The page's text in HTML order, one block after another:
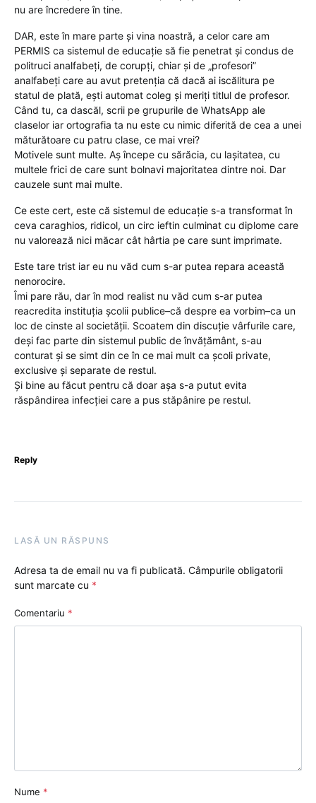
nu are încredere în tine.
DAR, este în mare parte și vina noastră, a celor care am
PERMIS ca sistemul de educație să fie penetrat și condus de
politruci analfabeți, de corupți, chiar și de „profesori”
analfabeți care au avut pretenția că dacă ai iscălitura pe
statul de plată, ești automat coleg și meriți titlul de profesor.
Când tu, ca dascăl, scrii pe grupurile de WhatsApp ale
claselor iar ortografia ta nu este cu nimic diferită de cea a unei
măturătoare cu patru clase, ce mai vrei?
Motivele sunt multe. Aș începe cu sărăcia, cu lașitatea, cu
multele frici de care sunt bolnavi majoritatea dintre noi. Dar
cauzele sunt mai multe.
Ce este cert, este că sistemul de educație s-a transformat în
ceva caraghios, ridicol, un circ ieftin culminat cu diplome care
nu valorează nici măcar cât hârtia pe care sunt imprimate.
Este tare trist iar eu nu văd cum s-ar putea repara această
nenorocire.
Îmi pare rău, dar în mod realist nu văd cum s-ar putea
reacredita instituția școlii publice–că despre ea vorbim–ca un
loc de cinste al societății. Scoatem din discuție vârfurile care,
deși fac parte din sistemul public de învățământ, s-au
conturat și se simt din ce în ce mai mult ca școli private,
exclusive și separate de restul.
Și bine au făcut pentru că doar așa s-a putut evita
răspândirea infecției care a pus stăpânire pe restul.
Reply
LASĂ UN RĂSPUNS
Adresa ta de email nu va fi publicată. Câmpurile obligatorii
sunt marcate cu *
Comentariu *
Nume *